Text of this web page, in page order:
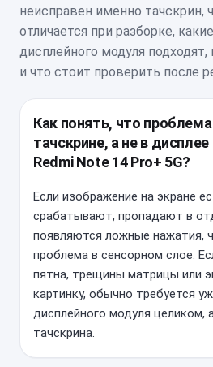
неисправен именно тачскрин,
отличается при разборке,
дисплейного модуля
и что стоит проверить после
Как понять, что
тачскрине, а не в дисплее
Redmi Note 14 Pro+ 5G?
Если изображение на экране
срабатывают, пропадают в
появляются ложные нажатия,
проблема в сенсорном слое.
пятна, трещины матрицы или
картинку, обычно требуется
дисплейного модуля целиком,
тачскрина.